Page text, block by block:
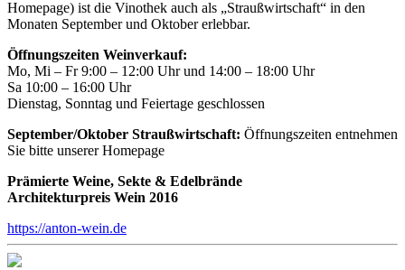
Homepage) ist die Vinothek auch als „Straußwirtschaft“ in den
Monaten September und Oktober erlebbar.
Öffnungszeiten Weinverkauf:
Mo, Mi – Fr 9:00 – 12:00 Uhr und 14:00 – 18:00 Uhr
Sa 10:00 – 16:00 Uhr
Dienstag, Sonntag und Feiertage geschlossen
September/Oktober Straußwirtschaft: Öffnungszeiten entnehmen
Sie bitte unserer Homepage
Prämierte Weine, Sekte & Edelbrände
Architekturpreis Wein 2016
https://anton-wein.de